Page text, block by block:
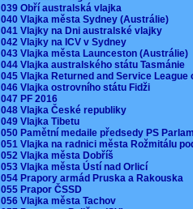
039 Obří australská vlajka
040 Vlajka města Sydney (Austrálie)
041 Vlajky na Dni australské vlajky
042 Vlajky na ICV v Sydney
043 Vlajka města Launceston (Austrálie)
044 Vlajka australského státu Tasmánie
045 Vlajka Returned and Service
046 Vlajka ostrovního státu Fidži
047 PF 2016
048 Vlajka České republiky
049 Vlajka Tibetu
050 Pamětní medaile předsedy PS
051 Vlajka na radnici města Rožmitálu
052 Vlajka města Dobříš
053 Vlajka města Ústí nad Orlicí
054 Prapory armád Pruska a Rakouska
055 Prapor ČSSD
056 Vlajka města Tachov